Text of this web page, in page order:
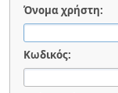
Όνομα χρήστη:
Κωδικός: